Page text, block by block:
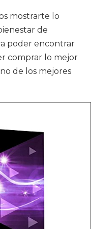
mostrarte lo
de
poder encontrar
comprar lo mejor
de los mejores